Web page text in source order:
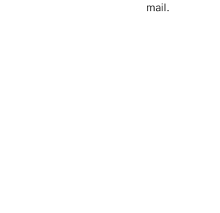
mail.